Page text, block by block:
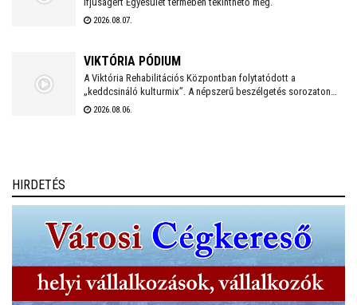
2026.08.07.
VIKTÓRIA PÓDIUM
A Viktória Rehabilitációs Központban folytatódott a
„keddcsináló kulturmix”. A népszerű beszélgetés sorozaton
ezúttal is kivételes vendégek tisztelték meg a Viktória Pódium
2026.08.06.
HIRDETÉS